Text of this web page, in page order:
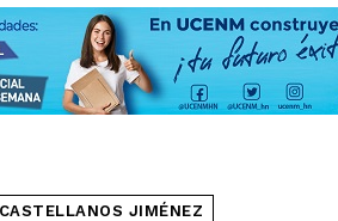
JIMÉNEZ